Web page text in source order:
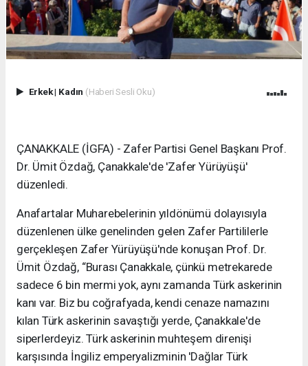
Erkek| Kadın (Haberi Sesli Oku)
ÇANAKKALE (İGFA) - Zafer Partisi Genel Başkanı Prof.
Dr. Ümit Özdağ, Çanakkale'de 'Zafer Yürüyüşü'
düzenledi.
Anafartalar Muharebelerinin yıldönümü dolayısıyla
düzenlenen ülke genelinden gelen Zafer Partililerle
gerçekleşen Zafer Yürüyüşü'nde konuşan Prof. Dr.
Ümit Özdağ, “Burası Çanakkale, çünkü metrekarede
sadece 6 bin mermi yok, aynı zamanda Türk askerinin
kanı var. Biz bu coğrafyada, kendi cenaze namazını
kılan Türk askerinin savaştığı yerde, Çanakkale'de
siperlerdeyiz. Türk askerinin muhteşem direnişi
karşısında İngiliz emperyalizminin 'Dağlar Türk